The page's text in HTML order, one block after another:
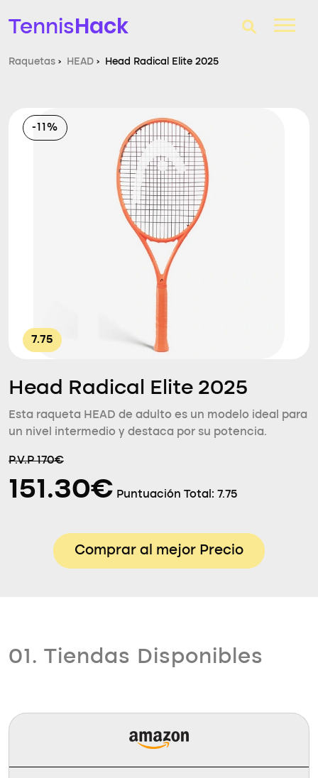
TennisHack
Raquetas de tenis
Zapatillas
Comparador
Consultorio
Raquetas › HEAD › Head Radical Elite 2025
-11%
7.75
Head Radical Elite 2025
Esta raqueta HEAD de adulto es un modelo ideal para
un nivel intermedio y destaca por su potencia.
P.V.P 170€
151.30€ Puntuación Total: 7.75
Comprar al mejor Precio
01. Tiendas Disponibles